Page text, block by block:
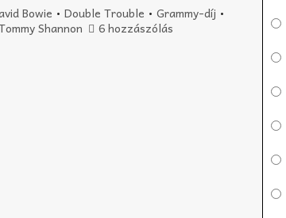
Bowie •Double Trouble •Grammy-díj •
Shannon 6 hozzászólás